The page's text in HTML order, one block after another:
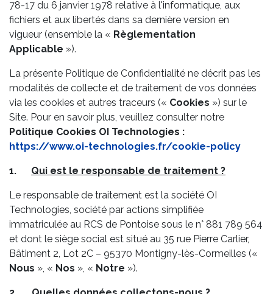
78-17 du 6 janvier 1978 relative à l'informatique, aux
fichiers et aux libertés dans sa dernière version en
vigueur (ensemble la « Règlementation
Applicable »).
La présente Politique de Confidentialité ne décrit pas les
modalités de collecte et de traitement de vos données
via les cookies et autres traceurs (« Cookies ») sur le
Site. Pour en savoir plus, veuillez consulter notre
Politique Cookies OI Technologies :
https://www.oi-technologies.fr/cookie-policy
1. Qui est le responsable de traitement ?
Le responsable de traitement est la société OI
Technologies, société par actions simplifiée
immatriculée au RCS de Pontoise sous le n° 881 789 564
et dont le siège social est situé au 35 rue Pierre Carlier,
Bâtiment 2, Lot 2C – 95370 Montigny-lès-Cormeilles («
Nous », « Nos », « Notre »).